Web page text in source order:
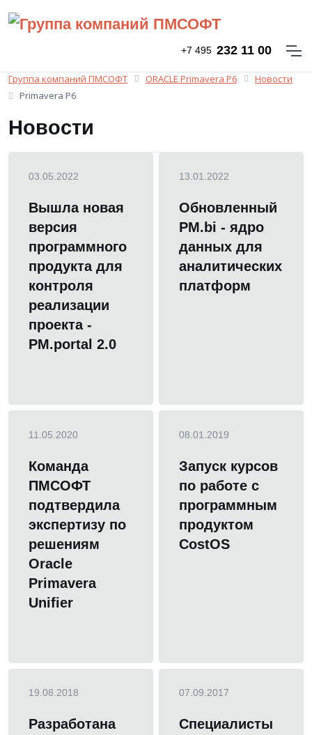
+7 495 232 11 00
Группа компаний ПМСОФТ ORACLE Primavera P6
Новости
Primavera P6
Новости
03.05.2022
Вышла новая
версия
программного
продукта для
контроля
реализации
проекта -
PM.portal 2.0
13.01.2022
Обновленный
PM.bi - ядро
данных для
аналитических
платформ
11.05.2020
Команда
ПМСОФТ
подтвердила
экспертизу по
решениям
Oracle
Primavera
Unifier
08.01.2019
Запуск курсов
по работе с
программным
продуктом
CostOS
19.08.2018
Разработана
07.09.2017
Специалисты